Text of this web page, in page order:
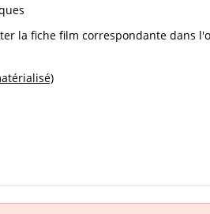
la fiche film correspondante dans